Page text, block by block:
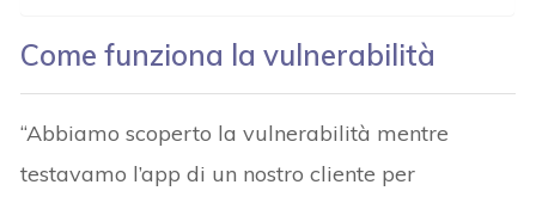
Come funziona la vulnerabilità
“Abbiamo scoperto la vulnerabilità mentre
testavamo l’app di un nostro cliente per